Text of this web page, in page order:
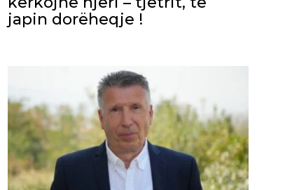
japin dorëheqje !